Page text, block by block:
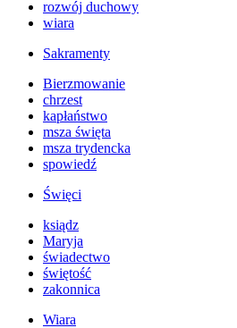
rozwój duchowy
wiara
Sakramenty
Bierzmowanie
chrzest
kapłaństwo
msza święta
msza trydencka
spowiedź
Święci
ksiądz
Maryja
świadectwo
świętość
zakonnica
Wiara